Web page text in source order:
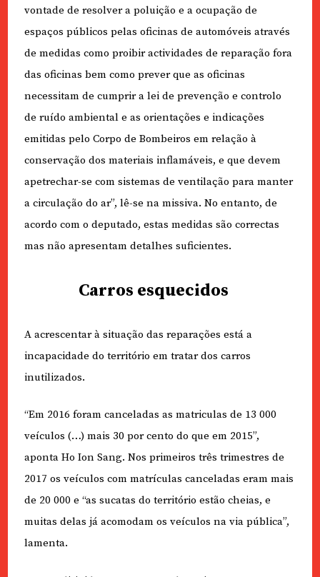
vontade de resolver a poluição e a ocupação de
espaços públicos pelas oficinas de automóveis através
de medidas como proibir actividades de reparação fora
das oficinas bem como prever que as oficinas
necessitam de cumprir a lei de prevenção e controlo
de ruído ambiental e as orientações e indicações
emitidas pelo Corpo de Bombeiros em relação à
conservação dos materiais inflamáveis, e que devem
apetrechar-se com sistemas de ventilação para manter
a circulação do ar”, lê-se na missiva. No entanto, de
acordo com o deputado, estas medidas são correctas
mas não apresentam detalhes suficientes.
Carros esquecidos
A acrescentar à situação das reparações está a
incapacidade do território em tratar dos carros
inutilizados.
“Em 2016 foram canceladas as matriculas de 13 000
veículos (…) mais 30 por cento do que em 2015”,
aponta Ho Ion Sang. Nos primeiros três trimestres de
2017 os veículos com matrículas canceladas eram mais
de 20 000 e “as sucatas do território estão cheias, e
muitas delas já acomodam os veículos na via pública”,
lamenta.